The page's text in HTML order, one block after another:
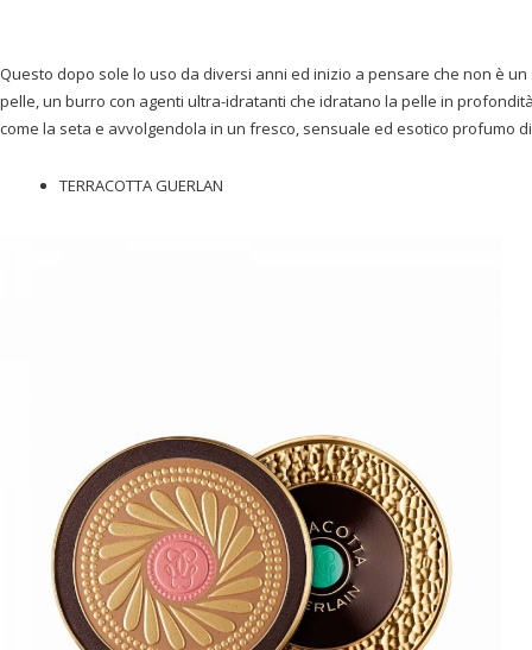
Questo dopo sole lo uso da diversi anni ed inizio a pensare che non è
pelle, un burro con agenti ultra-idratanti che idratano la pelle in
come la seta e avvolgendola in un fresco, sensuale ed esotico profumo
TERRACOTTA GUERLAN